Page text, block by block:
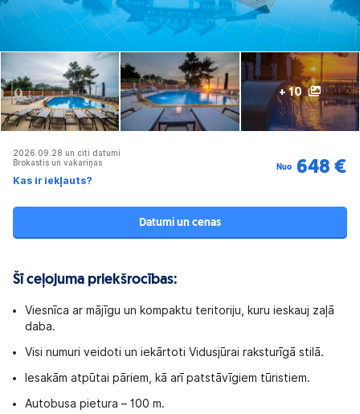
+ 10
2026.09.28 un citi datumi
Brokastis un vakariņas
Kas ir iekļauts?
Nuo 648 €
Datumi un cenas
Šī ceļojuma priekšrocības:
Viesnīca ar mājīgu un kompaktu teritoriju, kuru ieskauj zaļā
daba.
Visi numuri veidoti un iekārtoti Vidusjūrai raksturīgā stilā.
Iesakām atpūtai pāriem, kā arī patstāvīgiem tūristiem.
Autobusa pietura – 100 m.